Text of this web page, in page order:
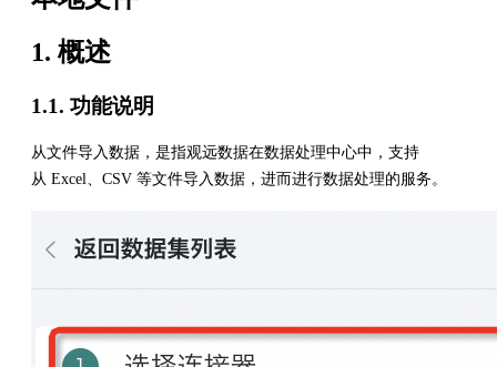
1. 概述
1.1. 功能说明
从文件导入数据，是指观远数据在数据处理中心中，支持
从 Excel、CSV 等文件导入数据，进而进行数据处理的服务。